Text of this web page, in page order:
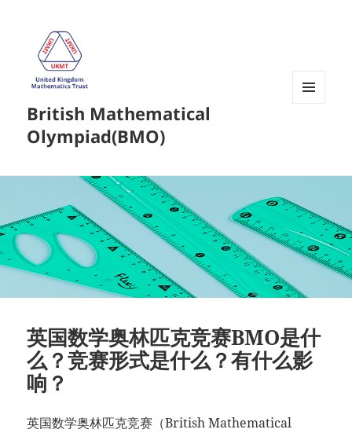
British Mathematical
Olympiad(BMO)
英国数学奥林匹克竞赛BMO是什
么？竞赛形式是什么？有什么影
响？
英国数学奥林匹克竞赛（British Mathematical